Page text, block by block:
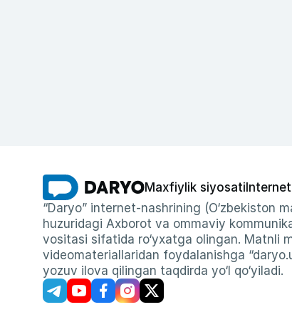
Maxfiylik siyosati
“Daryo” internet-nashrining (O‘zbekiston
huzuridagi Axborot va ommaviy
vositasi sifatida ro‘yxatga olingan. Matnli
videomateriallaridan foydalanishga
yozuv ilova qilingan taqdirda yo‘l qo‘yiladi.